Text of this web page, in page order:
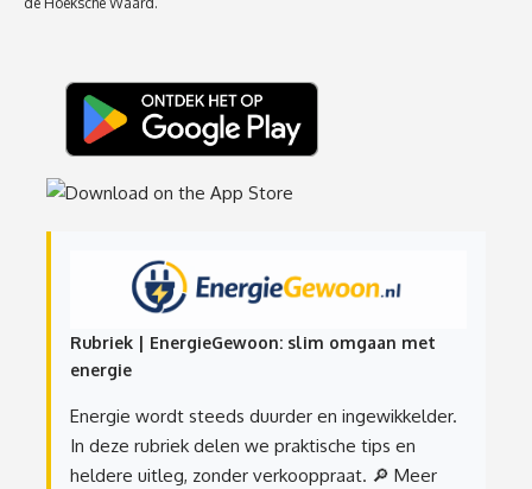
Rubriek | EnergieGewoon: slim omgaan met
energie
Energie wordt steeds duurder en ingewikkelder.
In deze rubriek delen we praktische tips en
heldere uitleg, zonder verkooppraat. 🔎 Meer